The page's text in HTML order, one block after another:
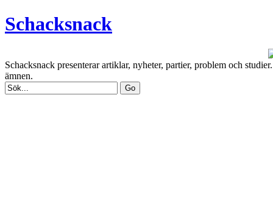
Schacksnack
Schacksnack presenterar artiklar, nyheter, partier, problem och
ämnen.